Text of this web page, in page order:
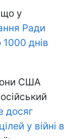
у
Ради
днів
США
досяг
у війні в